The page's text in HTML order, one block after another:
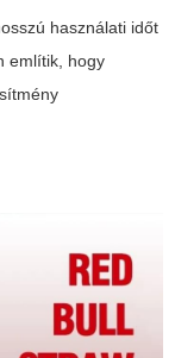
használati időt
említik, hogy